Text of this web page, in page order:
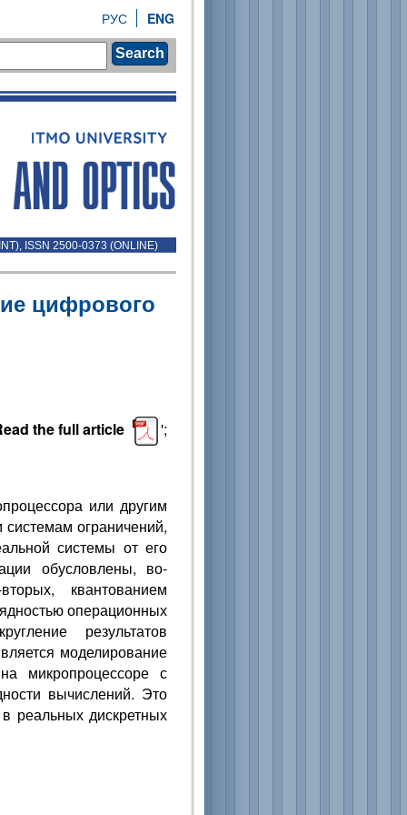
ENG
РУС
Search
ISSN 2500-0373 (ONLINE)
цифрового
the full article ';
или другим
ограничений,
системы от его
обусловлены, во-
квантованием
операционных
результатов
моделирование
микропроцессоре с
вычислений. Это
реальных дискретных